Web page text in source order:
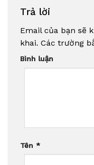
Trả lời
Email của bạn sẽ
khai. Các trường
Bình luận
Tên *